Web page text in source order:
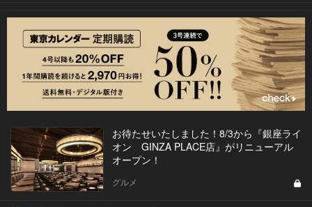
お待たせいたしました！8/3から『銀座ライ
オン GINZA PLACE店』がリニューアル
オープン！
グルメ